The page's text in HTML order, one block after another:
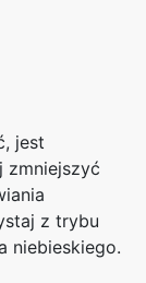
jest
zmniejszyć
z trybu
niebieskiego.